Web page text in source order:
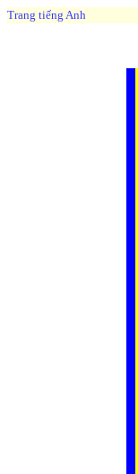
Trang tiếng Anh